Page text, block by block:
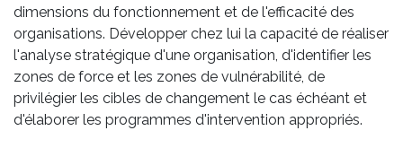
dimensions du fonctionnement et de l'efficacité des
organisations. Développer chez lui la capacité de réaliser
l'analyse stratégique d'une organisation, d'identifier les
zones de force et les zones de vulnérabilité, de
privilégier les cibles de changement le cas échéant et
d'élaborer les programmes d'intervention appropriés.